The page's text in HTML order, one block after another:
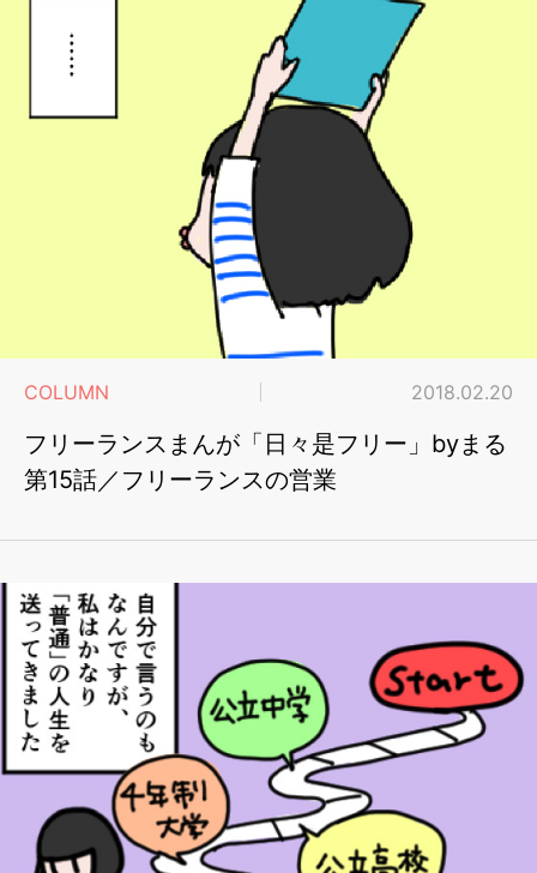
COLUMN 2018.02.20
フリーランスまんが「日々是フリー」byまる
第15話／フリーランスの営業